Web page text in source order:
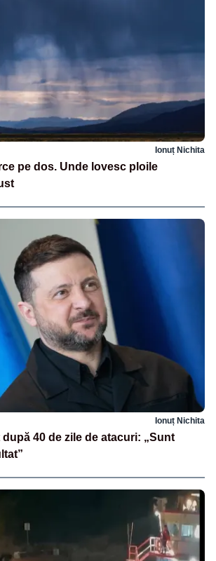
Ionuț Nichita
pe dos. Unde lovesc ploile
Ionuț Nichita
40 de zile de atacuri: „Sunt